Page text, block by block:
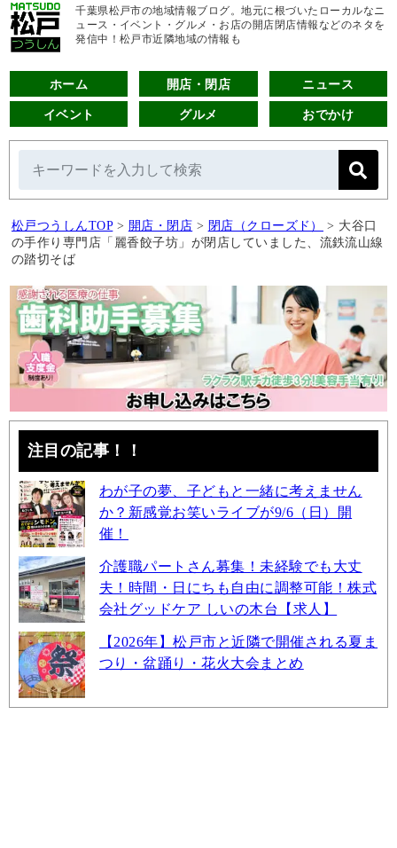
千葉県松戸市の地域情報ブログ。地元に根づいたローカルなニ
ュース・イベント・グルメ・お店の開店閉店情報などのネタを
発信中！松戸市近隣地域の情報も
ホーム 開店・閉店 ニュース
イベント グルメ おでかけ
松戸つうしんTOP > 開店・閉店 > 閉店（クローズド） > 大谷口
の手作り専門店「麗香餃子坊」が閉店していました、流鉄流山線
の踏切そば
注目の記事！！
わが子の夢、子どもと一緒に考えません
か？新感覚お笑いライブが9/6（日）開
催！
介護職パートさん募集！未経験でも大丈
夫！時間・日にちも自由に調整可能！株式
会社グッドケア しいの木台【求人】
【2026年】松戸市と近隣で開催される夏ま
つり・盆踊り・花火大会まとめ